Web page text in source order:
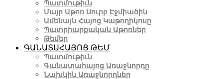
Պատմութիւն
Մայր Աթոռ Սուրբ Էջմիածին
Ամենայն Հայոց Կաթողիկոսը
Պատրիարքական Աթոռներ
Թեմեր
ԳԱՆԱՏԱՀԱՅՈՑ ԹԵՄ
Պատմութիւն
Գանատահայոց Առաջնորդը
Նախկին Առաջնորդներ